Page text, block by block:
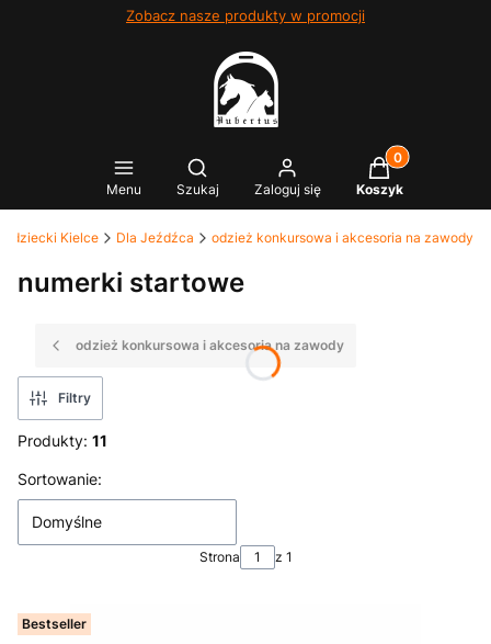
Zobacz nasze produkty w promocji
Menu
Otwórz wyszukiwarkę
Szukaj Zaloguj się
Produkty w
Koszyk
Kielce Dla Jeźdźca odzież konkursowa i akcesoria na zawody
numerki startowe
odzież konkursowa i akcesoria na zawody
Filtry
Produkty: 11
Lista produktów
Sortowanie:
Domyślne
Strona z 1
Bestseller